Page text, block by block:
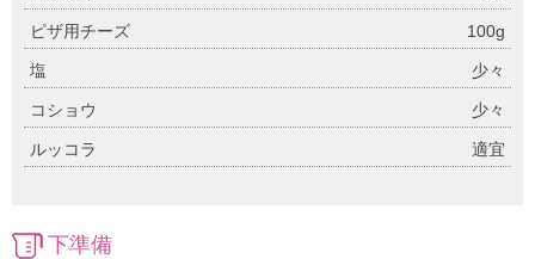
ピザ用チーズ 100g
塩 少々
コショウ 少々
ルッコラ 適宜
下準備